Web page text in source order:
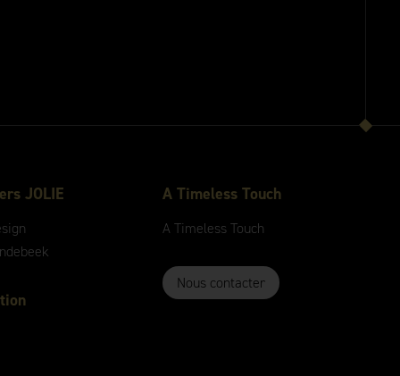
JOLIE A Timeless Touch
A TimelessTouch
Nous contacter